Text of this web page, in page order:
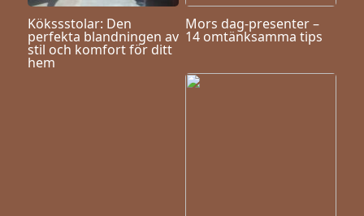
Kökssstolar: Den
perfekta blandningen av
stil och komfort för ditt
hem
Mors dag-presenter –
14 omtänksamma tips